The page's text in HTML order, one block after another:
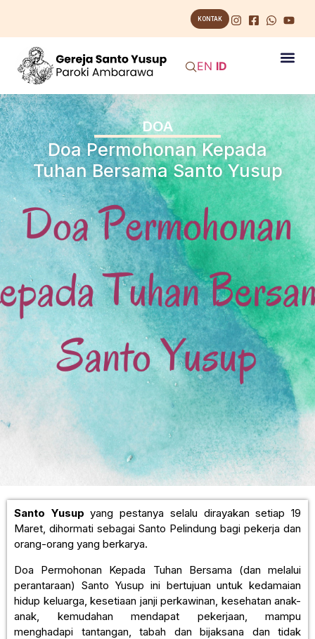
KONTAK
EN ID
DOA
Doa Permohonan Kepada
Tuhan Bersama Santo Yusup
Santo Yusup yang pestanya selalu dirayakan setiap 19
Maret, dihormati sebagai Santo Pelindung bagi pekerja dan
orang-orang yang berkarya.
Doa Permohonan Kepada Tuhan Bersama (dan melalui
perantaraan) Santo Yusup ini bertujuan untuk kedamaian
hidup keluarga, kesetiaan janji perkawinan, kesehatan anak-
anak, kemudahan mendapat pekerjaan, mampu
menghadapi tantangan, tabah dan bijaksana dan tidak